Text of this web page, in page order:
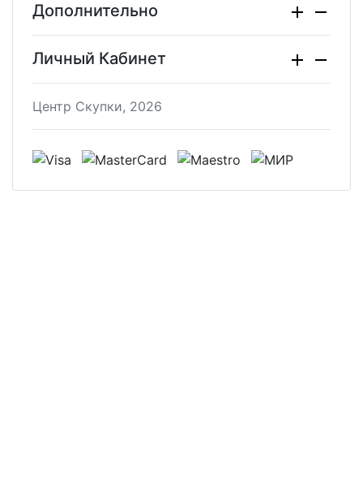
Дополнительно
Личный Кабинет
Центр Скупки, 2026